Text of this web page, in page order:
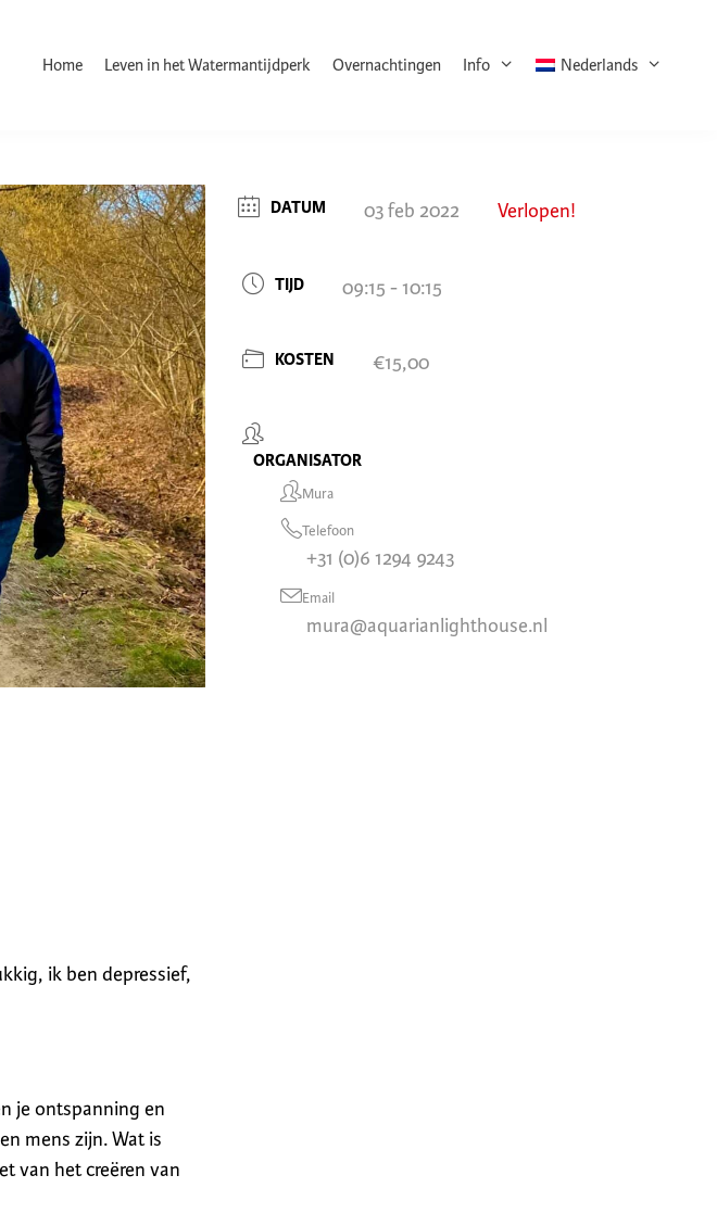
Home Leven in het Watermantijdperk Overnachtingen Info Nederlands
ik ben depressief,
je ontspanning en
mens zijn. Wat is
van het creëren van
DATUM 03 feb 2022 Verlopen!
TIJD 09:15 - 10:15
KOSTEN €15,00
ORGANISATOR
Mura
Telefoon
+31 (0)6 1294 9243
Email
mura@aquarianlighthouse.nl